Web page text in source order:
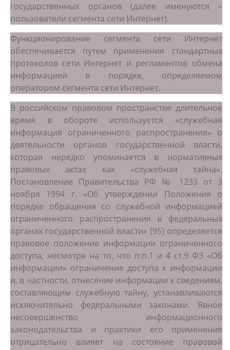
государственных органов (далее именуются –
пользователи сегмента сети Интернет).
Функционирование сегмента сети Интернет
обеспечивается путем применения стандартных
протоколов сети Интернет и регламентов обмена
информацией в порядке, определяемом
оператором сегмента сети Интернет.
В российском правовом пространстве длительное
время в обороте используется «служебная
информация ограниченного распространения» о
деятельности органов государственной власти,
которая нередко упоминается в нормативных
правовых актах как «служебная тайна».
Постановление Правительства РФ № 1233 от 3
ноября 1994 г. «Об утверждении Положения о
порядке обращения со служебной информацией
ограниченного распространения в федеральных
органах государственной власти» (95) определяется
правовое положение информации ограниченного
доступа, несмотря на то, что п.п.1 и 4 ст.9 ФЗ «Об
информации» ограничение доступа к информации
и, в частности, отнесение информации к сведениям,
составляющим служебную тайну, устанавливаются
исключительно федеральными законами. Явное
несовершенство информационного
законодательства и практики его применения
отрицательно влияет на состояние правовой